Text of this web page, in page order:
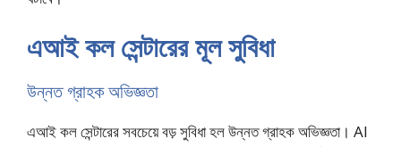
এআই কল সেন্টারের মূল সুবিধা
উন্নত গ্রাহক অভিজ্ঞতা
এআই কল সেন্টারের সবচেয়ে বড় সুবিধা হল উন্নত গ্রাহক অভিজ্ঞতা। AI